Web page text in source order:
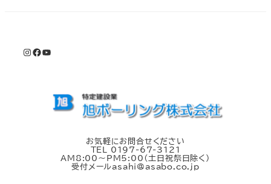
InstagramFacebook YouTube
お気軽にお問合せください
TEL 0197-67-3121
AM8:00～PM5:00（土日祝祭日除く）
受付メールasahi@asabo.co.jp